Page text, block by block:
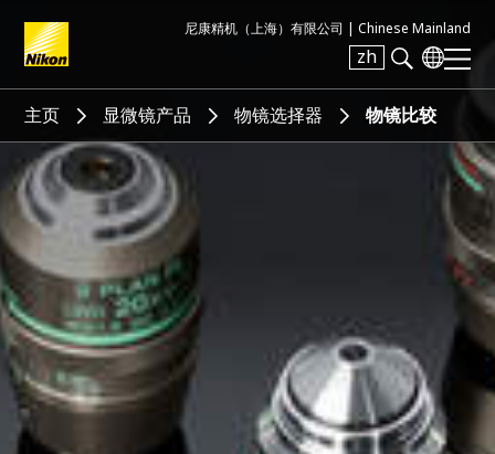
尼康精机（上海）有限公司 | Chinese Mainland
zh
Search keyword(s)
主页 显微镜产品 物镜选择器 物镜比较